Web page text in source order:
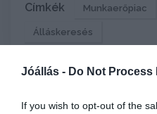
Jóállás - Do Not
If you wish to opt-out of the
Címkék Munkaerőpiac
Álláskeresés